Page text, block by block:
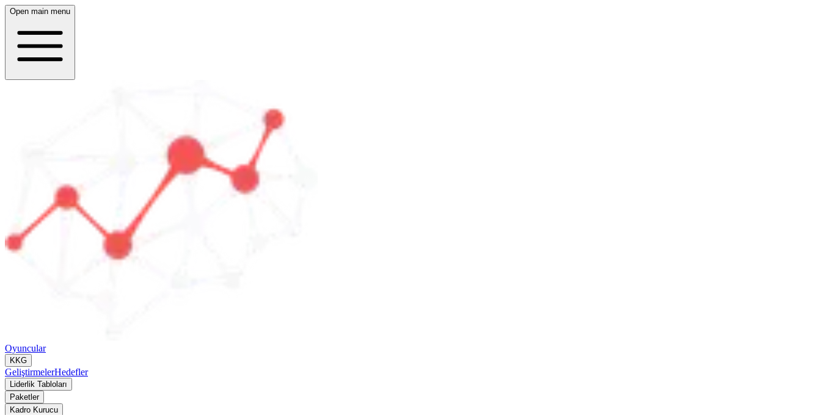
Open main menu
Oyuncular
KKG
GeliştirmelerHedefler
Liderlik Tabloları
Paketler
Kadro Kurucu